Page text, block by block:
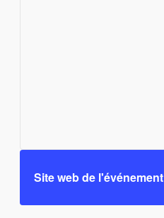
Site web de l'événement